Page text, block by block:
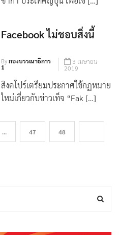
นายกรัฐมนตรี เดินทางถึงนครโอ
Facebook ไม่ชอบสิ่งนี้
Byกองบรรณาธิการ
1
3 เมษายน
2019
ใหม่เกี่ยวกับข่าวเท็จ “Fak […]